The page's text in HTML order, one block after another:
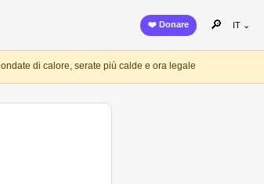
❤️ Donare 🔎 IT ⌄
ondate di calore, serate più calde e ora legale